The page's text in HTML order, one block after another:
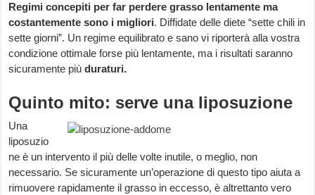
Regimi concepiti per far perdere grasso lentamente ma
costantemente sono i migliori. Diffidate delle diete “sette chili in
sette giorni”. Un regime equilibrato e sano vi riporterà alla vostra
condizione ottimale forse più lentamente, ma i risultati saranno
sicuramente piùduraturi.
Quinto mito: serve una liposuzione
Una
liposuzio
ne è un intervento il più delle volte inutile, o meglio, non
necessario. Se sicuramente un’operazione di questo tipo aiuta a
rimuovere rapidamente il grasso in eccesso, è altrettanto vero